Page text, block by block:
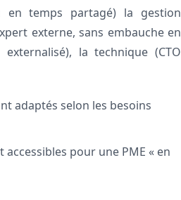
en temps partagé) la gestion
externe, sans embauche en
la technique (CTO
adaptés selon les besoins
pour une PME « en